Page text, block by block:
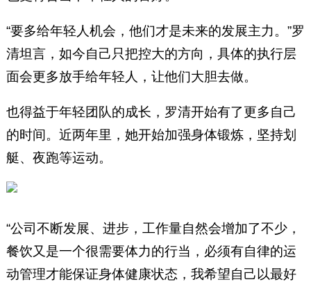
“要多给年轻人机会，他们才是未来的发展主力。”罗
清坦言，如今自己只把控大的方向，具体的执行层
面会更多放手给年轻人，让他们大胆去做。
也得益于年轻团队的成长，罗清开始有了更多自己
的时间。近两年里，她开始加强身体锻炼，坚持划
艇、夜跑等运动。
“公司不断发展、进步，工作量自然会增加了不少，
餐饮又是一个很需要体力的行当，必须有自律的运
动管理才能保证身体健康状态，我希望自己以最好